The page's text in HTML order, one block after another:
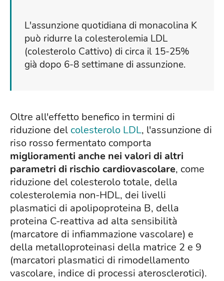
L'assunzione quotidiana di monacolina K
può ridurre la colesterolemia LDL
(colesterolo Cattivo) di circa il 15-25%
già dopo 6-8 settimane di assunzione.
Oltre all'effetto benefico in termini di
riduzione del colesterolo LDL, l'assunzione di
riso rosso fermentato comporta
miglioramenti anche nei valori di altri
parametri di rischio cardiovascolare, come
riduzione del colesterolo totale, della
colesterolemia non-HDL, dei livelli
plasmatici di apolipoproteina B, della
proteina C-reattiva ad alta sensibilità
(marcatore di infiammazione vascolare) e
della metalloproteinasi della matrice 2 e 9
(marcatori plasmatici di rimodellamento
vascolare, indice di processi aterosclerotici).